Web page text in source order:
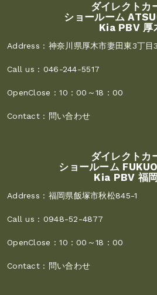
ダイレクトカ
ショールーム
Kia PBV 厚
Address : 神奈川県厚木市妻田東3丁目
Call us : 046-244-5517
OpenClose :10：00～18：00
Contact : 問い合わせ
ダイレクトカ
ショールーム
Kia PBV 福
Address : 福岡県飯塚市秋松845-1
Call us : 0948-52-4877
OpenClose :10：00～18：00
Contact : 問い合わせ